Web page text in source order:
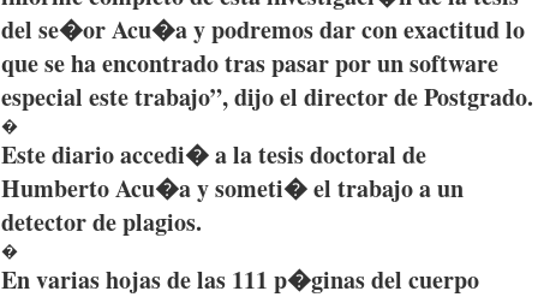
del se�orAcu�aypodremosdarconexactitudlo
quese haencontradotraspasarporun software
especial estetrabajo”,dijoel director dePostgrado.
�
Estediarioaccedi�a latesisdoctoral de
HumbertoAcu�aysometi�el trabajoa un
detector deplagios.
�
Envariashojasdelas 111 p�ginasdel cuerpo